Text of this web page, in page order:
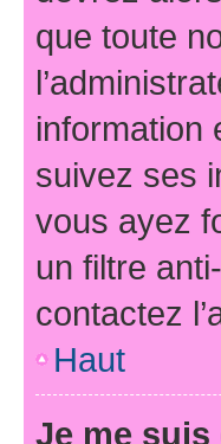
que toute
information
suivez ses
vous ayez
un filtre
contactez
Haut
Je me